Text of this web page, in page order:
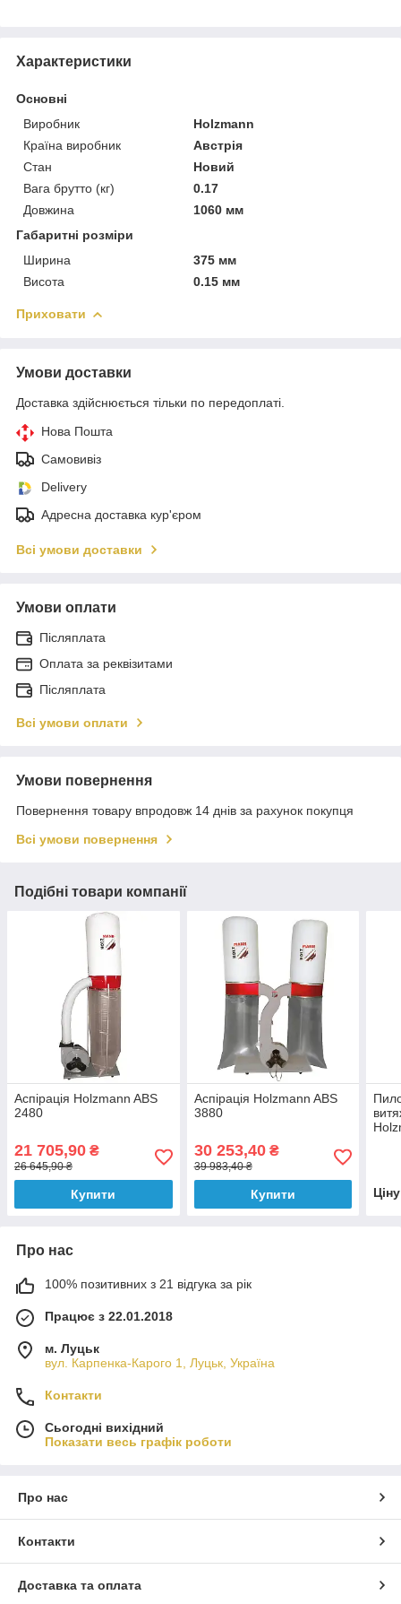
Характеристики
Основні
Виробник
Holzmann
Країна виробник
Австрія
Стан
Новий
Вага брутто (кг)
0.17
Довжина
1060 мм
Габаритні розміри
Ширина
375 мм
Висота
0.15 мм
Приховати
Умови доставки
Доставка здійснюється тільки по передоплаті.
Нова Пошта
Самовивіз
Delivery
Адресна доставка кур'єром
Всі умови доставки
Умови оплати
Післяплата
Оплата за реквізитами
Післяплата
Всі умови оплати
Умови повернення
Повернення товару впродовж 14 днів за рахунок покупця
Всі умови повернення
Подібні товари компанії
Аспірація Holzmann ABS
2480
21 705,90 ₴
26 645,90 ₴
Купити
Аспірація Holzmann ABS
3880
30 253,40₴
39 983,40 ₴
Купити
Про нас
100% позитивних з 21 відгука за рік
Працює з 22.01.2018
м. Луцьк
вул. Карпенка-Карого 1, Луцьк, Україна
Контакти
Сьогодні вихідний
Показати весь графік роботи
Про нас
Контакти
Доставка та оплата